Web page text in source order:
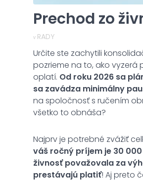
Prechod zo
v RADY
Určite ste zachytili
pozrieme na to, ako vyzerá
oplatí. Od roku 2026 sa
sa zavádza minimálny
na spoločnosť s ručením
všetko to obnáša?
Najprv je potrebné zvážiť
váš ročný príjem je 30
živnosť považovala za
prestávajú platiť! Aj preto